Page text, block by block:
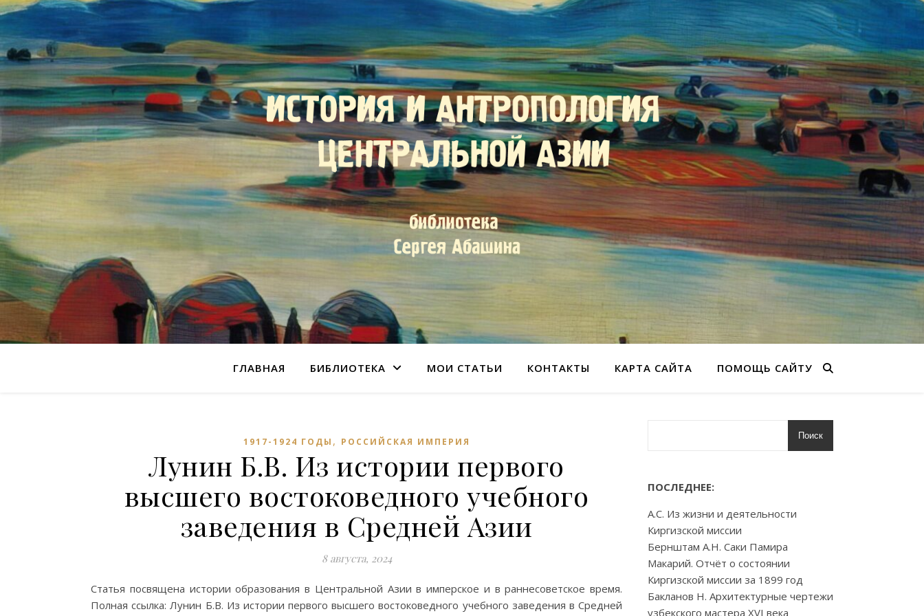
ГЛАВНАЯ БИБЛИОТЕКА МОИ СТАТЬИ КОНТАКТЫ КАРТА САЙТА ПОМОЩЬ САЙТУ
1917-1924 ГОДЫ , РОССИЙСКАЯ ИМПЕРИЯ
Лунин Б.В. Из истории первого
высшего востоковедного учебного
заведения в Средней Азии
8 августа, 2024
Статья посвящена истории образования в Центральной Азии в имперское и в раннесоветское время.
Полная ссылка: Лунин Б.В. Из истории первого высшего востоковедного учебного заведения в Средней
Поиск
ПОСЛЕДНЕЕ:
А.С. Из жизни и деятельности
Киргизской миссии
Бернштам А.Н. Саки Памира
Макарий. Отчёт о состоянии
Киргизской миссии за 1899 год
Бакланов Н. Архитектурные чертежи
узбекского мастера XVI века